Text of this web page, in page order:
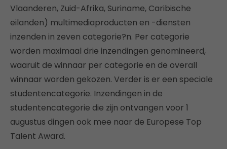
Vlaanderen, Zuid-Afrika, Suriname, Caribische
eilanden) multimediaproducten en -diensten
inzenden in zeven categorie?n. Per categorie
worden maximaal drie inzendingen genomineerd,
waaruit de winnaar per categorie en de overall
winnaar worden gekozen. Verder is er een speciale
studentencategorie. Inzendingen in de
studentencategorie die zijn ontvangen voor 1
augustus dingen ook mee naar de Europese Top
Talent Award.